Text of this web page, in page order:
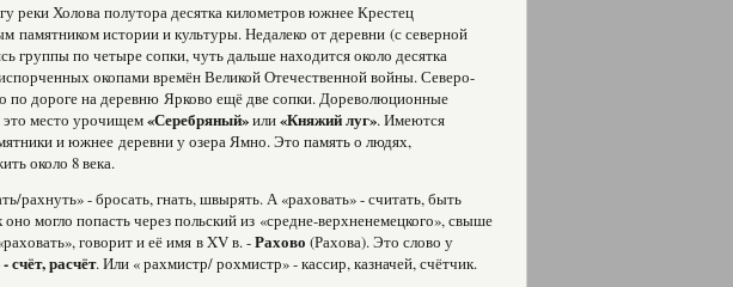
реки Холова полутора десятка километров южнее Крестец
памятником истории и культуры. Недалеко от деревни (с северной
группы по четыре сопки, чуть дальше находится около десятка
окопами времён Великой Отечественной войны. Северо-
по дороге на деревню Ярково ещё две сопки. Дореволюционные
это место урочищем«Серебряный»или«Княжий луг». Имеются
и южнее деревни у озера Ямно. Это память о людях,
около 8 века.
рахнуть» - бросать, гнать, швырять. А «раховать» - считать, быть
могло попасть через польский из «средне-верхненемецкого», свыше
говорит и её имя в XV в. -Рахово (Рахова). Это слово у
счёт, расчёт. Или « рахмистр/ рохмистр» - кассир, казначей, счётчик.